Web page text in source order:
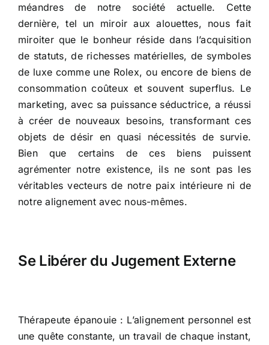
méandres de notre société actuelle. Cette
dernière, tel un miroir aux alouettes, nous fait
miroiter que le bonheur réside dans l’acquisition
de statuts, de richesses matérielles, de symboles
de luxe comme une Rolex, ou encore de biens de
consommation coûteux et souvent superflus. Le
marketing, avec sa puissance séductrice, a réussi
à créer de nouveaux besoins, transformant ces
objets de désir en quasi nécessités de survie.
Bien que certains de ces biens puissent
agrémenter notre existence, ils ne sont pas les
véritables vecteurs de notre paix intérieure ni de
notre alignement avec nous-mêmes.
Se Libérer du Jugement Externe
Thérapeute épanouie : L’alignement personnel est
une quête constante, un travail de chaque instant,